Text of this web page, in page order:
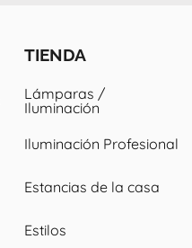
TIENDA
Lámparas /
Iluminación
Iluminación Profesional
Estancias de la casa
Estilos